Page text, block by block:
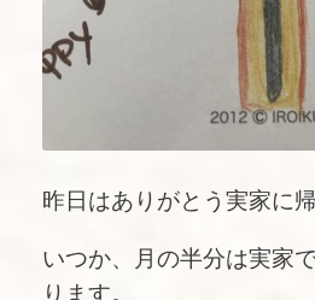
昨日はありがとう実家に
いつか、月の半分は実家
ります。